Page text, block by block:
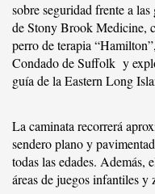
sobre seguridad frente a
de Stony Brook Medicine,
perro de terapia
Condado de Suffolk y
guía de la Eastern Long
La caminata recorrerá
sendero plano y
todas las edades. Además,
áreas de juegos infantiles y